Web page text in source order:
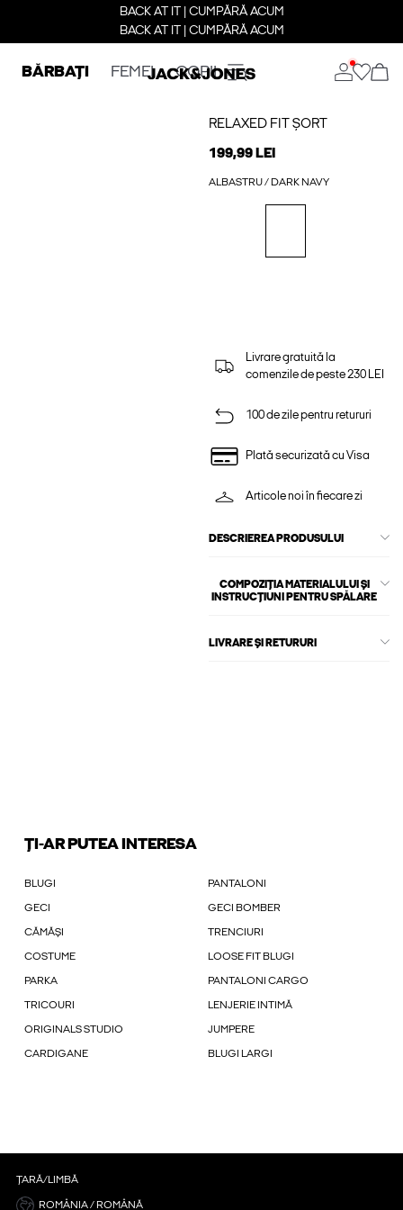
BACK AT IT | CUMPĂRĂ ACUM
BACK AT IT | CUMPĂRĂ ACUM
BĂRBAȚI FEMEI COPII
RELAXED FIT ȘORT
199,99 LEI
ALBASTRU / DARK NAVY
Livrare gratuită la
comenzile de peste 230 LEI
100 de zile pentru retururi
Plată securizată cu Visa
Articole noi în fiecare zi
DESCRIEREA PRODUSULUI
COMPOZIȚIA MATERIALULUI ȘI
INSTRUCȚIUNI PENTRU SPĂLARE
LIVRARE ȘI RETURURI
ȚI-AR PUTEA INTERESA
BLUGI PANTALONI
GECI GECI BOMBER
CĂMĂȘI TRENCIURI
COSTUME LOOSE FIT BLUGI
PARKA PANTALONI CARGO
TRICOURI LENJERIE INTIMĂ
ORIGINALS STUDIO JUMPERE
CARDIGANE BLUGI LARGI
ȚARĂ/LIMBĂ
ROMÂNIA / ROMÂNĂ